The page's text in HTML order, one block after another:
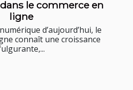
le commerce en
ligne
d’aujourd’hui, le
connaît une croissance